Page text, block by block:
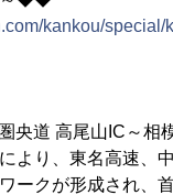
kankou/
央道 高尾山IC～相
より、東名高速、
ークが形成され、